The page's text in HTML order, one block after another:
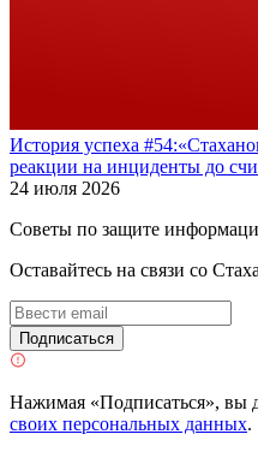
История успеха
реакции на инциденты до
24 июля 2026
Советы по защите
Оставайтесь на связи со
Подписаться
Нажимая «Подписаться», вы
своих персональных данных.